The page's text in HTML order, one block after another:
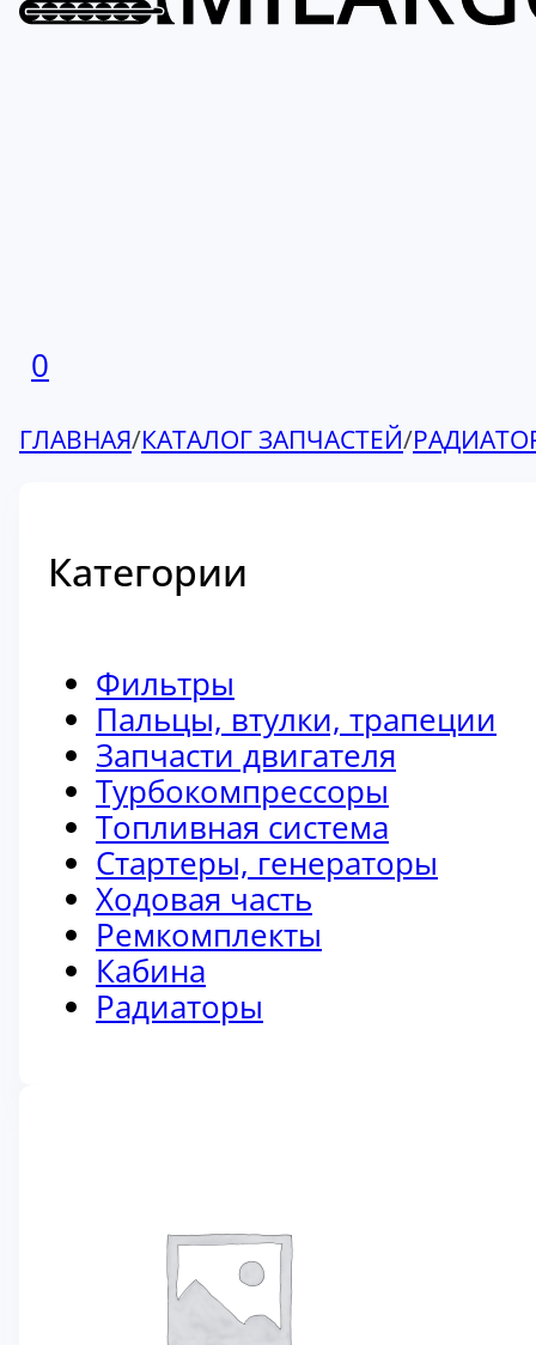
0
ГЛАВНАЯ/КАТАЛОГ ЗАПЧАСТЕЙ/
Категории
Фильтры
Пальцы, втулки, трапеции
Запчасти двигателя
Турбокомпрессоры
Топливная система
Стартеры, генераторы
Ходовая часть
Ремкомплекты
Кабина
Радиаторы